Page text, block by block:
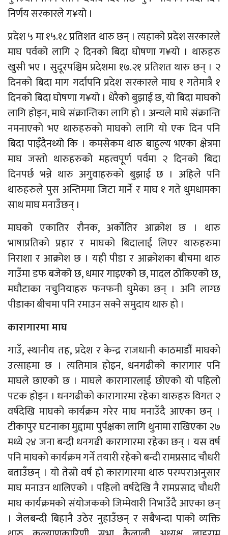
निर्णय सरकारले ग¥यो ।
प्रदेश ५ मा १५.१८ प्रतिशत थारु छन् । त्यहाको प्रदेश सरकारले
माघ पर्वको लागि २ दिनको बिदा घोषणा ग¥यो । थारुहरु
खुसी भए । सुदूरपश्चिम प्रदेशमा १७.२१ प्रतिशत थारु छन् । २
दिनको बिदा माग गर्दापनि प्रदेश सरकारले माघ १ गतेमात्रै १
दिनको बिदा घोषणा ग¥यो । धेरैको बुझाई छ, यो बिदा माघको
लागि होइन, माघे संक्रान्तिका लागि हो । अन्यले माघे संक्रान्ति
नमनाएको भए थारुहरुको माघको लागि यो एक दिन पनि
बिदा पाइँदैनथ्यो कि । कमसेकम थारु बाहुल्य भएका क्षेत्रमा
माघ जस्तो थारुहरुको महत्वपूर्ण पर्वमा २ दिनको बिदा
दिनपर्छ भन्ने थारु अगुवाहरुको बुझाई छ । अहिले पनि
थारुहरुले पुस अन्तिममा जिटा मार्ने र माघ १ गते धुमधामका
साथ माघ मनाउँछन् ।
माघको एकातिर रौनक, अर्कोतिर आक्रोश छ । थारु
भाषाप्रतिको प्रहार र माघको बिदालाई लिएर थारुहरुमा
निराशा र आक्रोश छ । यही पीडा र आक्रोशका बीचमा थारु
गाउँमा डफ बजेको छ, धमार गाइएको छ, मादल ठोकिएको छ,
मघौटाका नचुनियाहरु फनफनी घुमेका छन् । अनि लाग्छ
पीडाका बीचमा पनि रमाउन सक्ने समुदाय थारु हो ।
कारागारमा माघ
गाउँ, स्थानीय तह, प्रदेश र केन्द्र राजधानी काठमाडौं माघको
उत्साहमा छ । त्यतिमात्र होइन, धनगढीको कारागार पनि
माघले छाएको छ । माघले कारागारलाई छोएको यो पहिलो
पटक होइन । धनगढीको कारागारमा रहेका थारुहरु विगत २
वर्षदेखि माघको कार्यक्रम गरेर माघ मनाउँदै आएका छन् ।
टीकापुर घटनाका मुद्दामा पुर्पक्षका लागि थुनामा राखिएका २७
मध्ये २४ जना बन्दी धनगढी कारागारमा रहेका छन् । यस वर्ष
पनि माघको कार्यक्रम गर्ने तयारी रहेको बन्दी रामप्रसाद चौधरी
बताउँछन् । यो तेस्रो वर्ष हो कारागारमा थारु परम्पराअनुसार
माघ मनाउन थालिएको । पहिलो वर्षदेखि नै रामप्रसाद चौधरी
माघ कार्यक्रमको संयोजकको जिम्मेवारी निभाउँदै आएका छन्
। जेलबन्दी बिहानै उठेर नुहाउँछन् र सबैभन्दा पाको व्यक्ति